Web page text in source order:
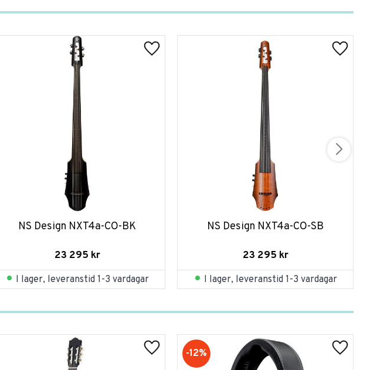
NS Design NXT4a-CO-BK
23 295 kr
I lager, leveranstid 1-3 vardagar
NS Design NXT4a-CO-SB
23 295 kr
I lager, leveranstid 1-3 vardagar
12%